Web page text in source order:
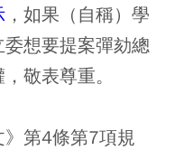
，如果（自稱）學
想要提案彈劾總
敬表尊重。
第4條第7項規